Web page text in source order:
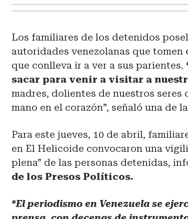
Los familiares de los detenidos
autoridades venezolanas que
que conlleva ir a ver a sus parientes.
sacar para venir a visitar a
madres, dolientes de nuestros
mano en el corazón”, señaló una de
Para este jueves, 10 de abril,
en El Helicoide convocaron una
plena” de las personas detenidas,
de los Presos Políticos.
*El periodismo en Venezuela se